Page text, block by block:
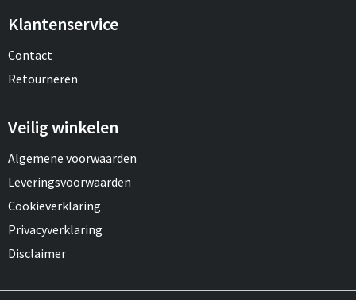
Klantenservice
Contact
Retourneren
Veilig winkelen
Algemene voorwaarden
Leveringsvoorwaarden
Cookieverklaring
Privacyverklaring
Disclaimer